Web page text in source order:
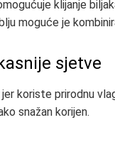
klijanje
moguće je
sjetve
koriste prirodnu
snažan korijen.